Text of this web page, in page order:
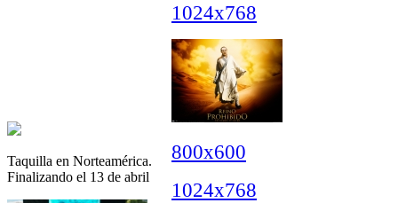
Taquilla en Norteamérica.
Finalizando el 13 de abril
1024x768
800x600
1024x768